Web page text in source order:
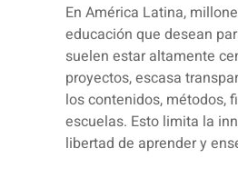
En América Latina,
educación que desean
suelen estar altamente
proyectos, escasa
los contenidos, métodos,
escuelas. Esto limita la
libertad de aprender y